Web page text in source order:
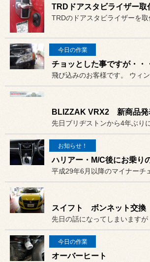
TRDドアスタビライザー取
TRDのドアスタビライザーを取
今日の作業
チョッとした事ですが・・
BLIZZAK VRX2 新商品発
お知らせ！
ハリアー・M/C後にお乗り
スイフト ボンネット交換
今日の作業
オーバーヒート